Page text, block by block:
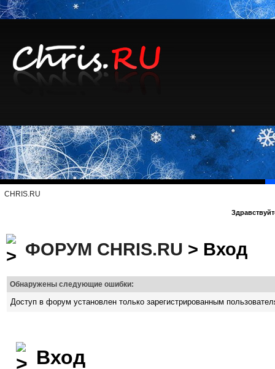
CHRIS.RU
ФОРУМ CHRIS.RU > Вход
Обнаружены следующие ошибки:
Доступ в форум установлен только зарегистрированным
Вход